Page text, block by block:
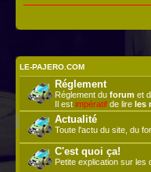
LE-PAJERO.COM
Réglement
Réglement du forum et
Il est impératif de lire les
Actualité
Toute l'actu du site, du
C'est quoi ça!
Petite explication sur les